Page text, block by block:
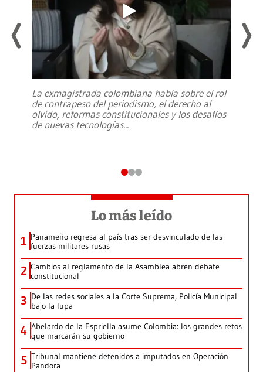
La exmagistrada colombiana habla sobre el rol
de contrapeso del periodismo, el derecho al
olvido, reformas constitucionales y los desafíos
de nuevas tecnologías...
Lo más leído
1 Panameño regresa al país tras ser desvinculado de las
fuerzas militares rusas
2 Cambios al reglamento de la Asamblea abren debate
constitucional
3 De las redes sociales a la Corte Suprema, Policía Municipal
bajo la lupa
4 Abelardo de la Espriella asume Colombia: los grandes retos
que marcarán su gobierno
5 Tribunal mantiene detenidos a imputados en Operación
Pandora